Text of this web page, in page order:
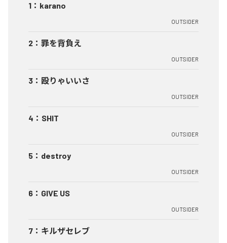
1 ： karano
OUTSIDER
2 ： 罪を背負え
OUTSIDER
3 ： 殴りゃいいさ
OUTSIDER
4 ： SHIT
OUTSIDER
5 ： destroy
OUTSIDER
6 ： GIVE US
OUTSIDER
7 ： キルザセレブ